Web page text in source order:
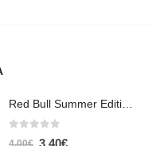
Red Bull Summer Edition Juneberry 250 ml
4,00€ 3,40€